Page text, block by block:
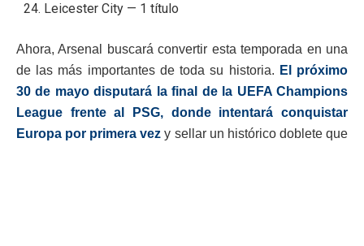
Leicester City — 1 título
Ahora, Arsenal buscará convertir esta temporada en una
de las más importantes de toda su historia. El próximo
30 de mayo disputará la final de la UEFA Champions
League frente al PSG, donde intentará conquistar
Europa por primera vez y sellar un histórico doblete que